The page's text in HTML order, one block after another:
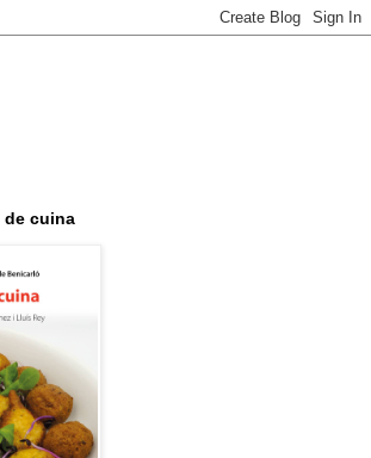
de cuina